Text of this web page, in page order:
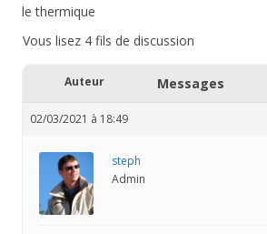
le thermique
Vous lisez 4 fils de discussion
Auteur Messages
02/03/2021 à 18:49
steph
Admin